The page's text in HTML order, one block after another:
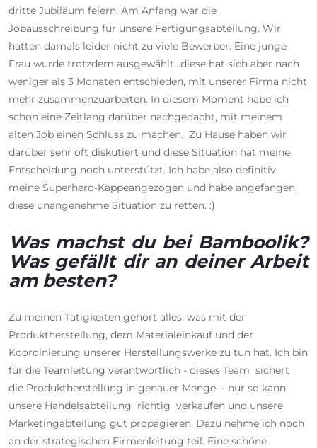
dritte Jubiläum feiern. Am Anfang war die
Jobausschreibung für unsere Fertigungsabteilung. Wir
hatten damals leider nicht zu viele Bewerber. Eine junge
Frau wurde trotzdem ausgewählt…diese hat sich aber nach
weniger als 3 Monaten entschieden, mit unserer Firma nicht
mehr zusammenzuarbeiten. In diesem Moment habe ich
schon eine Zeitlang darüber nachgedacht, mit meinem
alten Job einen Schluss zu machen. Zu Hause haben wir
darüber sehr oft diskutiert und diese Situation hat meine
Entscheidung noch unterstützt. Ich habe also definitiv
meine Superhero-Kappeangezogen und habe angefangen,
diese unangenehme Situation zu retten. :)
Was machst du bei Bamboolik?
Was gefällt dir an deiner Arbeit
am besten?
Zu meinen Tätigkeiten gehört alles, was mit der
Produktherstellung, dem Materialeinkauf und der
Koordinierung unserer Herstellungswerke zu tun hat. Ich bin
für die Teamleitung verantwortlich - dieses Team sichert
die Produktherstellung in genauer Menge - nur so kann
unsere Handelsabteilung richtig verkaufen und unsere
Marketingabteilung gut propagieren. Dazu nehme ich noch
an der strategischen Firmenleitung teil. Eine schöne